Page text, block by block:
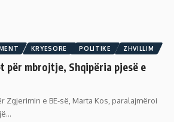
KRYESORE POLITIKE ZHVILLIM
për mbrojtje, Shqipëria pjesë e
Zgjerimin e BE-së, Marta Kos, paralajmëroi